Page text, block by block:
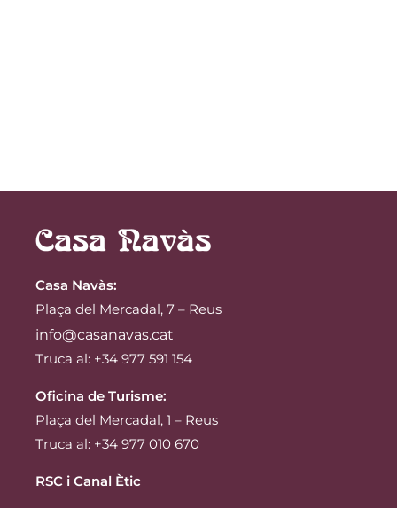
Casa Navàs:
Plaça del Mercadal, 7 – Reus
info@casanavas.cat
Truca al: +34 977 591 154
Oficina de Turisme:
Plaça del Mercadal, 1 – Reus
Truca al: +34 977 010 670
RSC i Canal Ètic